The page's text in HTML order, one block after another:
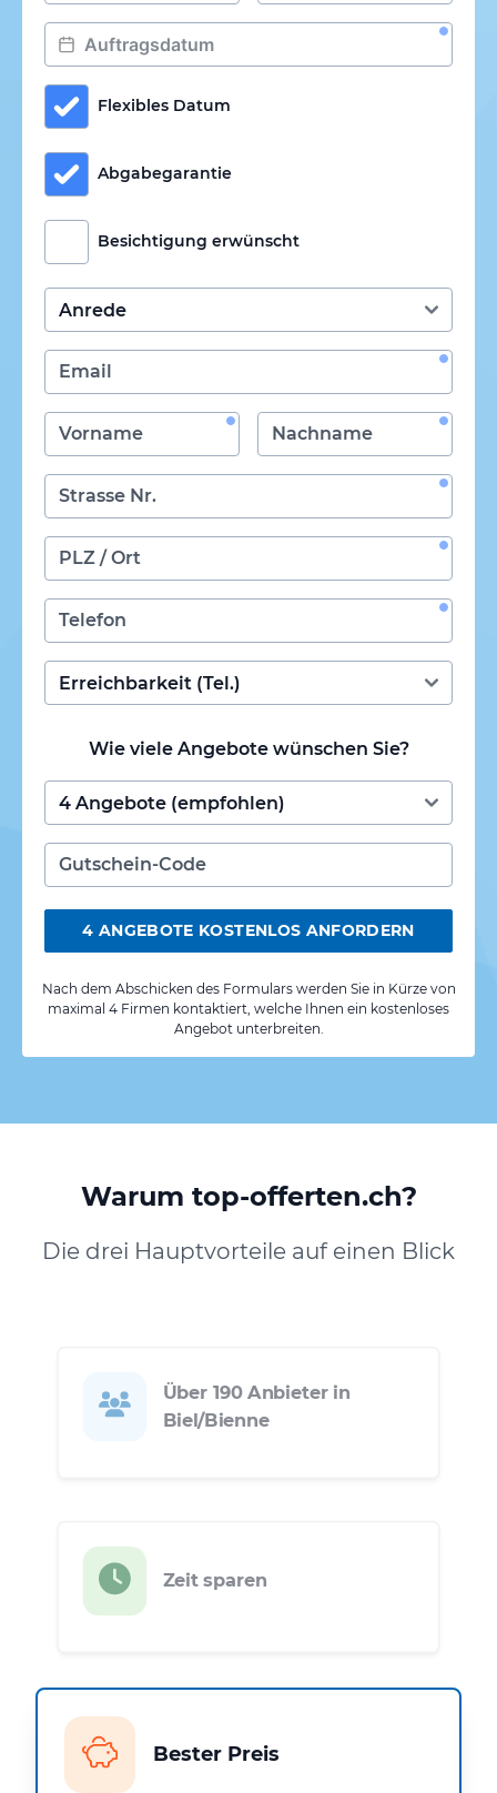
Flexibles Datum
Abgabegarantie
Besichtigung erwünscht
Wie viele Angebote wünschen Sie?
4 ANGEBOTE KOSTENLOS ANFORDERN
Nach dem Abschicken des Formulars werden Sie in Kürze von
maximal 4 Firmen kontaktiert, welche Ihnen ein kostenloses
Angebot unterbreiten.
Warum top-offerten.ch?
Die drei Hauptvorteile auf einen Blick
Über 190 Anbieter in
Biel/Bienne
Zeit sparen
Bester Preis